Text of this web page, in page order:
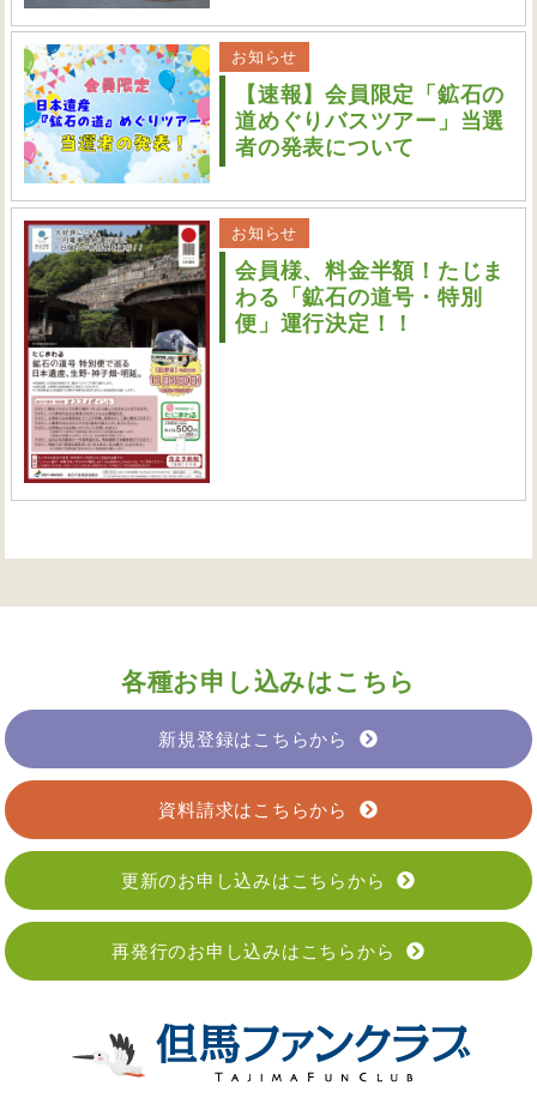
お知らせ
【速報】会員限定「鉱石の
道めぐりバスツアー」当選
者の発表について
お知らせ
会員様、料金半額！たじま
わる「鉱石の道号・特別
便」運行決定！！
各種お申し込みはこちら
新規登録はこちらから
資料請求はこちらから
更新のお申し込みはこちらから
再発行のお申し込みはこちらから